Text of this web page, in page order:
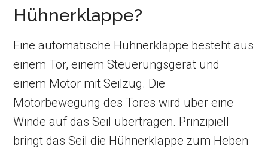
Hühnerklappe?
Eine automatische Hühnerklappe besteht aus
einem Tor, einem Steuerungsgerät und
einem Motor mit Seilzug. Die
Motorbewegung des Tores wird über eine
Winde auf das Seil übertragen. Prinzipiell
bringt das Seil die Hühnerklappe zum Heben